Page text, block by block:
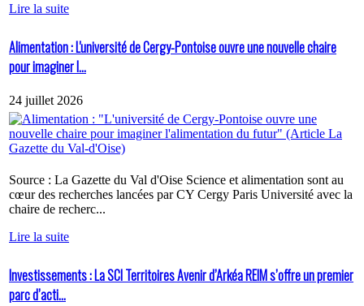
Lire la suite
Alimentation : L'université de Cergy-Pontoise ouvre une nouvelle chaire
pour imaginer l...
24 juillet 2026
Source : La Gazette du Val d'Oise Science et alimentation sont au
cœur des recherches lancées par CY Cergy Paris Université avec la
chaire de recherc...
Lire la suite
Investissements : La SCI Territoires Avenir d’Arkéa REIM s’offre un premier
parc d’acti...